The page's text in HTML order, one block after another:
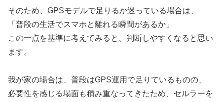
そのため、GPSモデルで足りるか迷っている場合は、
「普段の生活でスマホと離れる瞬間があるか」
この一点を基準に考えてみると、判断しやすくなると思い
ます。
我が家の場合は、普段はGPS運用で足りているものの、
必要性を感じる場面も積み重なってきたため、セルラーを